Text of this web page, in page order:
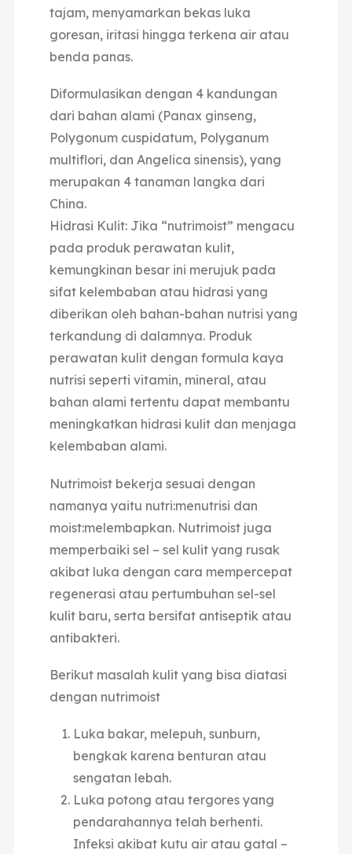
tajam, menyamarkan bekas luka
goresan, iritasi hingga terkena air atau
benda panas.
Diformulasikan dengan 4 kandungan
dari bahan alami (Panax ginseng,
Polygonum cuspidatum, Polyganum
multiflori, dan Angelica sinensis), yang
merupakan 4 tanaman langka dari
China.
Hidrasi Kulit: Jika “nutrimoist” mengacu
pada produk perawatan kulit,
kemungkinan besar ini merujuk pada
sifat kelembaban atau hidrasi yang
diberikan oleh bahan-bahan nutrisi yang
terkandung di dalamnya. Produk
perawatan kulit dengan formula kaya
nutrisi seperti vitamin, mineral, atau
bahan alami tertentu dapat membantu
meningkatkan hidrasi kulit dan menjaga
kelembaban alami.
Nutrimoist bekerja sesuai dengan
namanya yaitu nutri:menutrisi dan
moist:melembapkan. Nutrimoist juga
memperbaiki sel – sel kulit yang rusak
akibat luka dengan cara mempercepat
regenerasi atau pertumbuhan sel-sel
kulit baru, serta bersifat antiseptik atau
antibakteri.
Berikut masalah kulit yang bisa diatasi
dengan nutrimoist
Luka bakar, melepuh, sunburn,
bengkak karena benturan atau
sengatan lebah.
Luka potong atau tergores yang
pendarahannya telah berhenti.
Infeksi akibat kutu air atau gatal –